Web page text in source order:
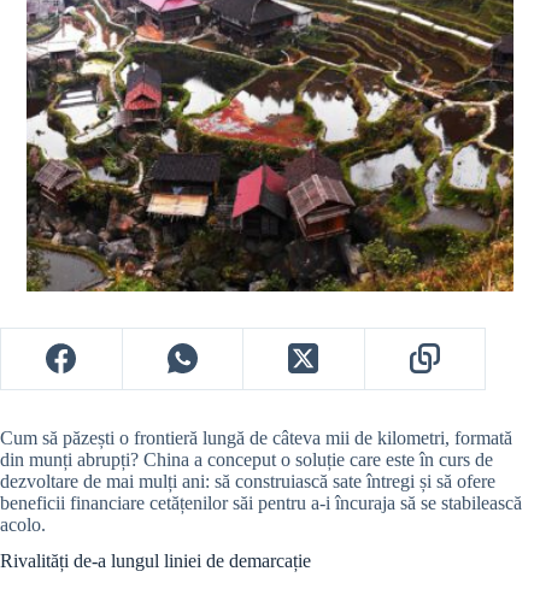
Cum să păzești o frontieră lungă de câteva mii de kilometri, formată
din munți abrupți? China a conceput o soluție care este în curs de
dezvoltare de mai mulți ani: să construiască sate întregi și să ofere
beneficii financiare cetățenilor săi pentru a-i încuraja să se stabilească
acolo.
Rivalități de-a lungul liniei de demarcație